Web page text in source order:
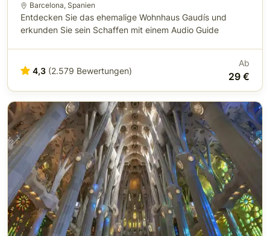
Barcelona, Spanien
Entdecken Sie das ehemalige Wohnhaus Gaudís und
erkunden Sie sein Schaffen mit einem Audio Guide
4,3 (2.579 Bewertungen)
Ab
29 €